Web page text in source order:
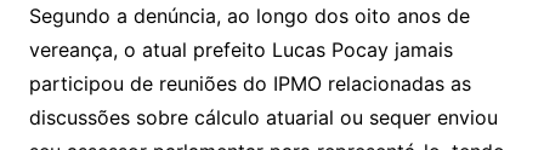
Segundo a denúncia, ao longo dos oito anos de
vereança, o atual prefeito Lucas Pocay jamais
participou de reuniões do IPMO relacionadas as
discussões sobre cálculo atuarial ou sequer enviou